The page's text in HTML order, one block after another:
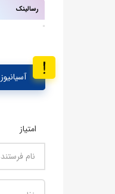
رسالینک
امتیاز